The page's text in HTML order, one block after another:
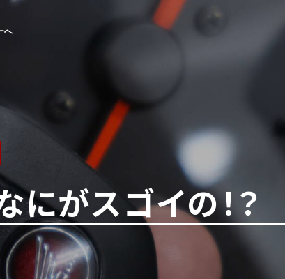
へ
にがスゴイの！